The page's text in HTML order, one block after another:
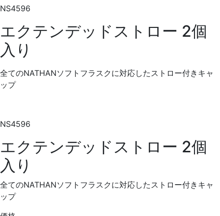
NS4596
エクテンデッドストロー 2個
入り
全てのNATHANソフトフラスクに対応したストロー付きキャ
ップ
NS4596
エクテンデッドストロー 2個
入り
全てのNATHANソフトフラスクに対応したストロー付きキャ
ップ